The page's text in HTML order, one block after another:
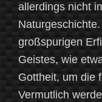
allerdings nicht
großspurigen
Geistes, wie
Gottheit, um die
Vermutlich